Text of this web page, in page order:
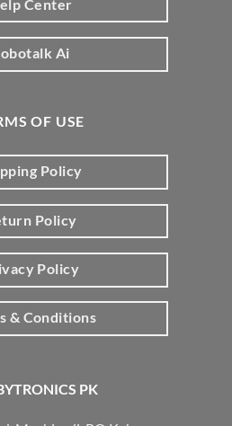
PK
Center
Ai
OF USE
Policy
Policy
Policy
& Conditions